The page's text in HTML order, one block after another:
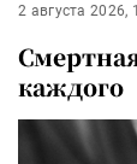
2 августа 2026,
каждого